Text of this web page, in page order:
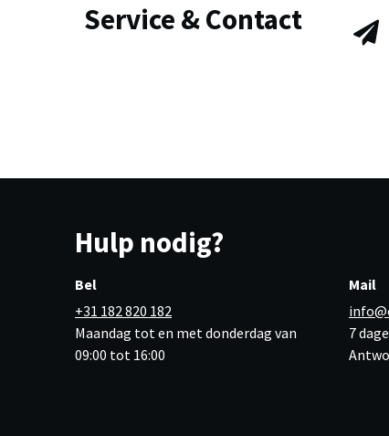
Service & Contact
Hulp nodig?
Bel
+31 182 820 182
Maandag tot en met donderdag van
09:00 tot 16:00
Mail
7